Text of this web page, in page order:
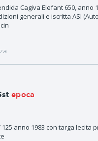
Cagiva Elefant 650, anno
generali e iscritta ASI
epoca
125 anno 1983 con targa